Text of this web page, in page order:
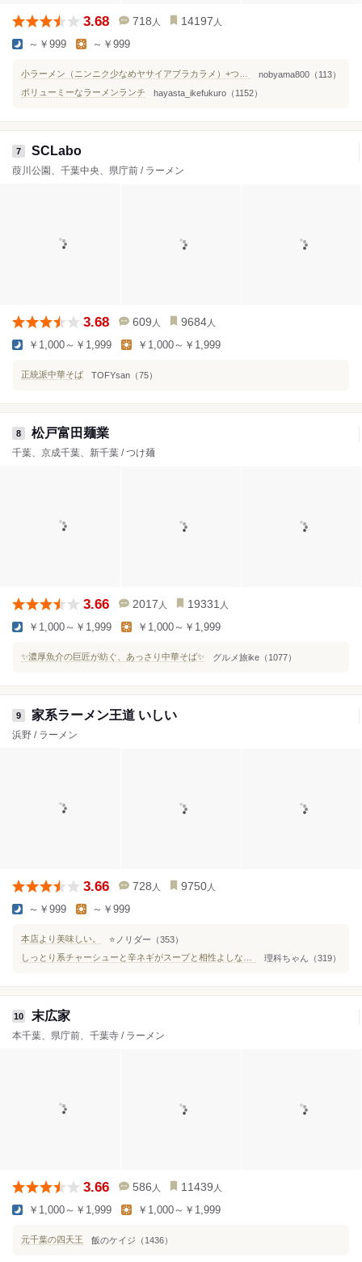
3.68 718 人 14197 人
～￥999 ～￥999
nobyama800（113）
ボリューミーなラーメンランチ
hayasta_ikefukuro（1152）
7 SCLabo
葭川公園、千葉中央、県庁前 / ラーメン
3.68 609 人 9684 人
￥1,000～￥1,999 ￥1,000～￥1,999
正統派中華そば TOFYsan（75）
8 松戸富田麺業
千葉、京成千葉、新千葉 / つけ麺
3.66 2017 人 19331 人
￥1,000～￥1,999 ￥1,000～￥1,999
✨濃厚魚介の巨匠が紡ぐ、あっさり中華そば✨ グルメ旅ike（1077）
9 家系ラーメン王道 いしい
浜野 / ラーメン
3.66 728 人 9750 人
～￥999 ～￥999
本店より美味しい。
⭐️ノリダー（353）
理科ちゃん（319）
10 末広家
本千葉、県庁前、千葉寺 / ラーメン
3.66 586 人 11439 人
￥1,000～￥1,999 ￥1,000～￥1,999
元千葉の四天王 飯のケイジ（1436）